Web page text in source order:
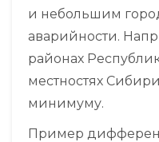
и небольшим
аварийности.
районах
местностях
минимуму.
Пример